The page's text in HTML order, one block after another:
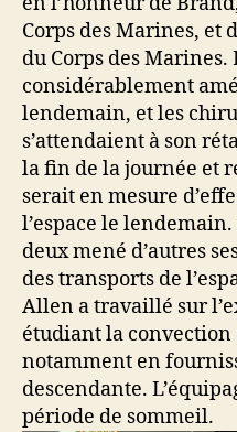
Corps des Marines, et
du Corps des Marines.
considérablement
lendemain, et les
s’attendaient à son
la fin de la journée et
serait en mesure
l’espace le
deux mené d’autres
des transports de
Allen a travaillé sur
étudiant la convection
notamment en
descendante.
période de sommeil.